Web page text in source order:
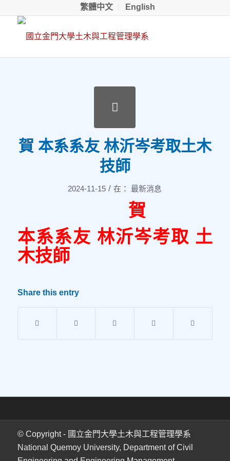
繁體中文 English
賀 本系系友 林沂岑考取土木
技師
2024-11-15 / 在： 最新消息
賀
本系系友 林沂岑考取 土
木技師
Share this entry
© Copyright - 國立金門大學土木與工程管理學系
National Quemoy University, Department of Civil